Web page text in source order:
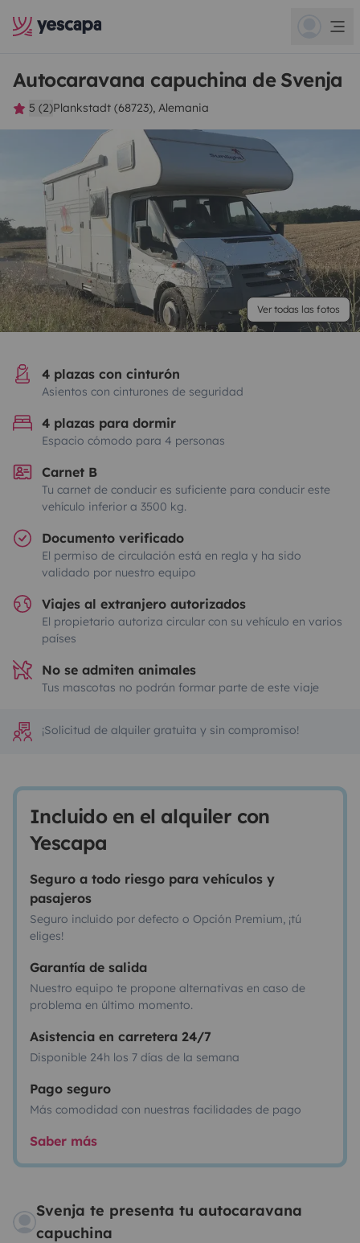
Autocaravana capuchina de Svenja
5 (2)Plankstadt (68723), Alemania
Ver todas las fotos
4 plazas con cinturón
Asientos con cinturones de seguridad
4 plazas para dormir
Espacio cómodo para 4 personas
Carnet B
Tu carnet de conducir es suficiente para conducir este
vehículo inferior a 3500 kg.
Documento verificado
El permiso de circulación está en regla y ha sido
validado por nuestro equipo
Viajes al extranjero autorizados
El propietario autoriza circular con su vehículo en varios
países
No se admiten animales
Tus mascotas no podrán formar parte de este viaje
¡Solicitud de alquiler gratuita y sin compromiso!
Incluido en el alquiler con
Yescapa
Seguro a todo riesgo para vehículos y
pasajeros
Seguro incluido por defecto o Opción Premium, ¡tú
eliges!
Garantía de salida
Nuestro equipo te propone alternativas en caso de
problema en último momento.
Asistencia en carretera 24/7
Disponible 24h los 7 días de la semana
Pago seguro
Más comodidad con nuestras facilidades de pago
Saber más
Svenja te presenta tu autocaravana
capuchina